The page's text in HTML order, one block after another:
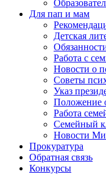
Для пап и мам
Детская
Работа с
Новости о
Советы
Указ
Положение
Работа
Семейный
Новости
Прокуратура
Обратная связь
Конкурсы